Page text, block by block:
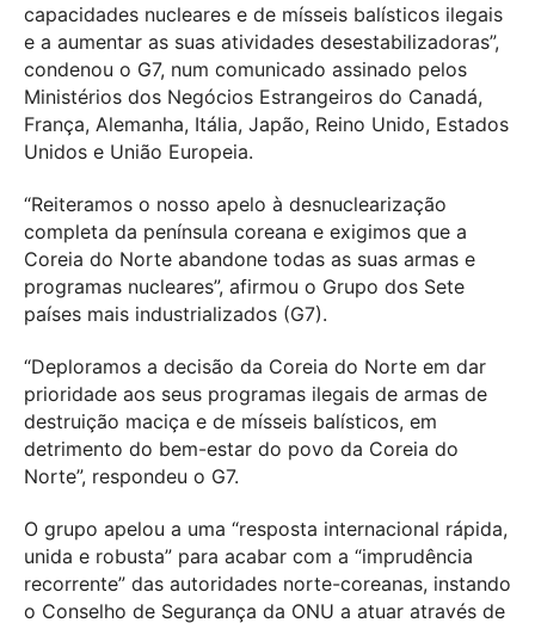
capacidades nucleares e de mísseis balísticos ilegais
e a aumentar as suas atividades desestabilizadoras”,
condenou o G7, num comunicado assinado pelos
Ministérios dos Negócios Estrangeiros do Canadá,
França, Alemanha, Itália, Japão, Reino Unido, Estados
Unidos e União Europeia.
“Reiteramos o nosso apelo à desnuclearização
completa da península coreana e exigimos que a
Coreia do Norte abandone todas as suas armas e
programas nucleares”, afirmou o Grupo dos Sete
países mais industrializados (G7).
“Deploramos a decisão da Coreia do Norte em dar
prioridade aos seus programas ilegais de armas de
destruição maciça e de mísseis balísticos, em
detrimento do bem-estar do povo da Coreia do
Norte”, respondeu o G7.
O grupo apelou a uma “resposta internacional rápida,
unida e robusta” para acabar com a “imprudência
recorrente” das autoridades norte-coreanas, instando
o Conselho de Segurança da ONU a atuar através de